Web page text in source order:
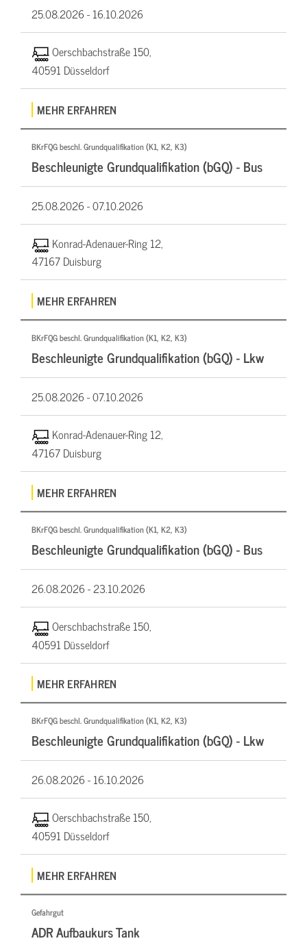
25.08.2026 -16.10.2026
Oerschbachstraße 150,
40591 Düsseldorf
MEHR ERFAHREN
BKrFQG beschl. Grundqualifikation (K1, K2, K3)
Beschleunigte Grundqualifikation (bGQ) - Bus
25.08.2026 -07.10.2026
Konrad-Adenauer-Ring 12,
47167 Duisburg
MEHR ERFAHREN
BKrFQG beschl. Grundqualifikation (K1, K2, K3)
Beschleunigte Grundqualifikation (bGQ) - Lkw
25.08.2026 -07.10.2026
Konrad-Adenauer-Ring 12,
47167 Duisburg
MEHR ERFAHREN
BKrFQG beschl. Grundqualifikation (K1, K2, K3)
Beschleunigte Grundqualifikation (bGQ) - Bus
26.08.2026 -23.10.2026
Oerschbachstraße 150,
40591 Düsseldorf
MEHR ERFAHREN
BKrFQG beschl. Grundqualifikation (K1, K2, K3)
Beschleunigte Grundqualifikation (bGQ) - Lkw
26.08.2026 -16.10.2026
Oerschbachstraße 150,
40591 Düsseldorf
MEHR ERFAHREN
Gefahrgut
ADR Aufbaukurs Tank